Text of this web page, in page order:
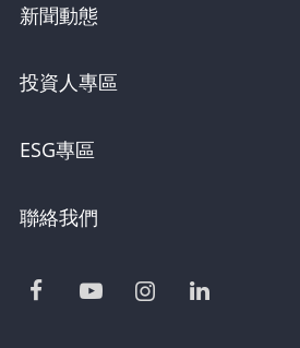
新聞動態
投資人專區
ESG專區
聯絡我們